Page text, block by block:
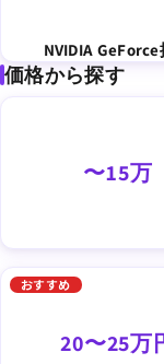
NVIDIA
価格から探す
〜15万
おすすめ
20〜25万